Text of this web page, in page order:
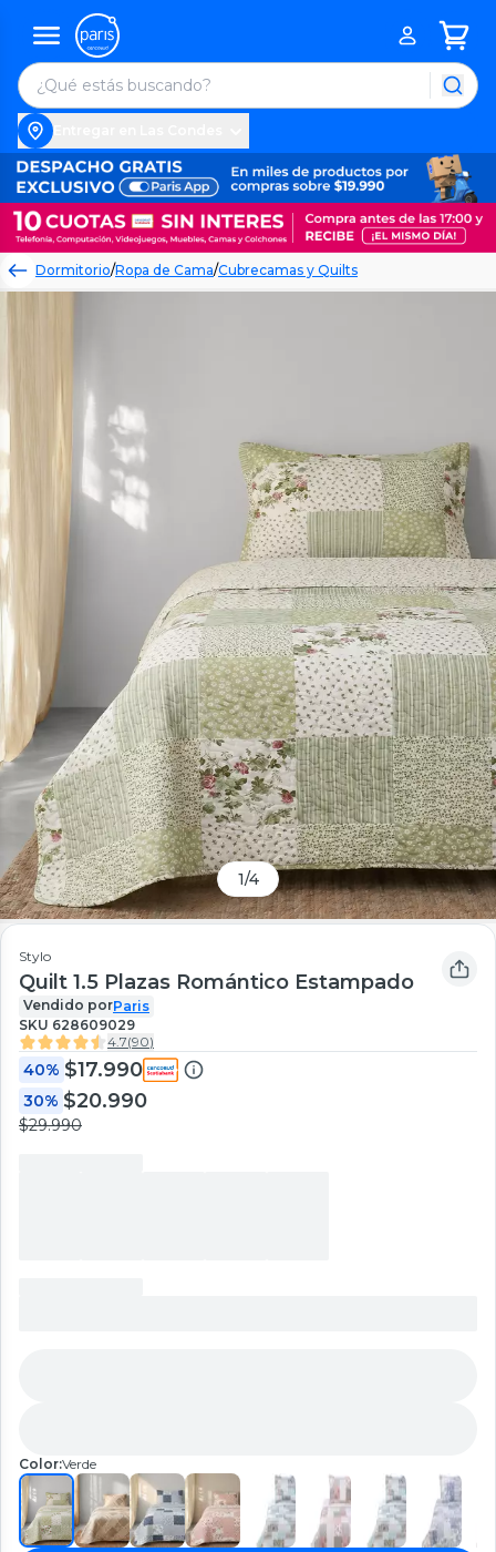
Dormitorio/Ropa de Cama/Cubrecamas y Quilts
1/4
Stylo
Quilt 1.5 Plazas Romántico Estampado
Vendido porParis
SKU 628609029
4.7(90)
40% $17.990
30% $20.990
$29.990
Color:Verde